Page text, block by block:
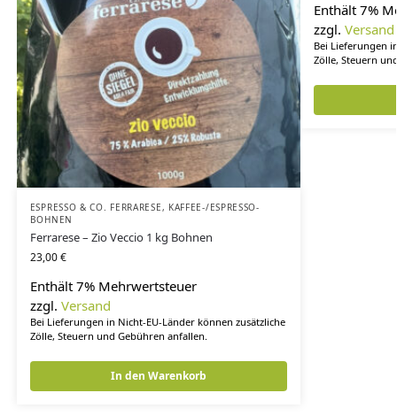
ESPRESSO & CO. FERRARESE, KAFFEE-/ESPRESSO-
BOHNEN
Ferrarese – Zio Veccio 1 kg Bohnen
23,00€
Enthält 7% Mehrwertsteuer
zzgl. Versand
Bei Lieferungen in Nicht-EU-Länder können zusätzliche
Zölle, Steuern und Gebühren anfallen.
In den Warenkorb
Enthält 7%
zzgl. Versand
Bei Lieferungen
Zölle, Steuern